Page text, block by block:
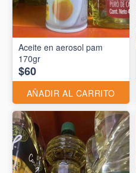
Aceite en aerosol pam
170gr
$60
AÑADIR AL CARRITO